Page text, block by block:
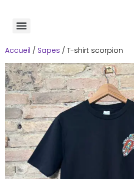
Accueil / Sapes / T-shirt scorpion